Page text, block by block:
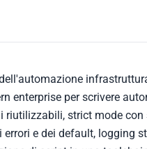
enterprise per scrivere
riutilizzabili, strict mode con
e dei default, logging